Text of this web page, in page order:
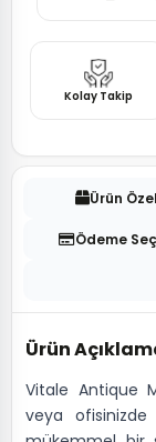
Kolay Takip
Ürün
Ödeme
Ürün
Vitale Antique
veya